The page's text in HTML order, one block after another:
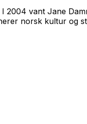
I 2004 vant Jane
norsk kultur og